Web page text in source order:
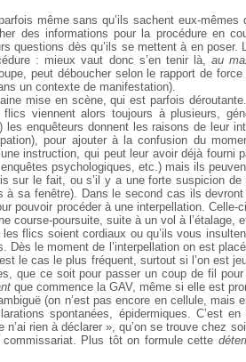
même sans qu’ils sachent eux-mêmes
des informations pour la procédure en
questions dès qu’ils se mettent à en poser.
: mieux vaut donc s’en tenir là,au
peut déboucher selon le rapport de
un contexte de manifestation).
mise en scène, qui est parfois
viennent alors toujours à plusieurs,
enquêteurs donnent les raisons de leur
pour ajouter à la confusion du
instruction, qui peut leur avoir déjà fourni
psychologiques, etc.) mais ils
sur le fait, ou s’il y a une forte suspicion
à sa fenêtre). Dans le second cas ils
pouvoir procéder à une interpellation. Celle-
course-poursuite, suite à un vol à l’étalage,
flics soient cordiaux ou qu’ils vous
Dès le moment de l’interpellation on est
le cas le plus fréquent, surtout si l’on est
que ce soit pour passer un coup de fil
que commence la GAV, même si elle est
(on n’est pas encore en cellule, mais
spontanées, épidermiques. C’est
rien à déclarer », qu’on se trouve chez
Plus tôt on formule cette